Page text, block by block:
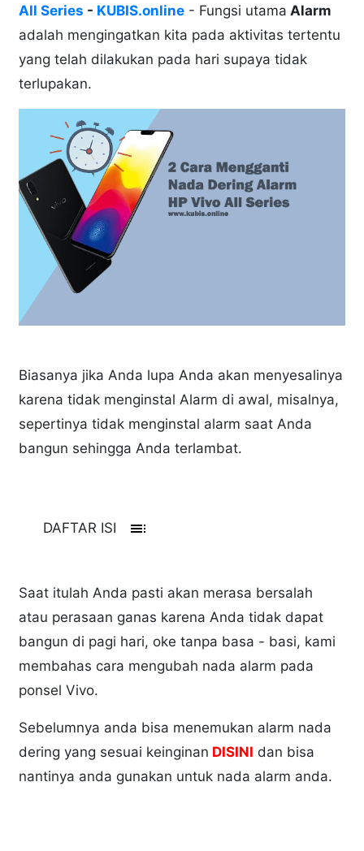
All Series - KUBIS.online - Fungsi utama Alarm
adalah mengingatkan kita pada aktivitas tertentu
yang telah dilakukan pada hari supaya tidak
terlupakan.
Biasanya jika Anda lupa Anda akan menyesalinya
karena tidak menginstal Alarm di awal, misalnya,
sepertinya tidak menginstal alarm saat Anda
bangun sehingga Anda terlambat.
DAFTAR ISI toc
Saat itulah Anda pasti akan merasa bersalah
atau perasaan ganas karena Anda tidak dapat
bangun di pagi hari, oke tanpa basa - basi, kami
membahas cara mengubah nada alarm pada
ponsel Vivo.
Sebelumnya anda bisa menemukan alarm nada
dering yang sesuai keinginan DISINI dan bisa
nantinya anda gunakan untuk nada alarm anda.